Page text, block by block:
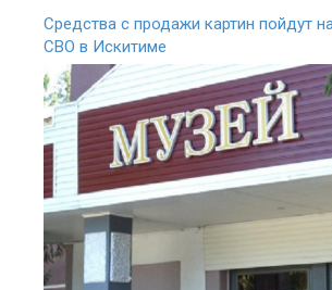
Средства с продажи картин пойдут
СВО в Искитиме